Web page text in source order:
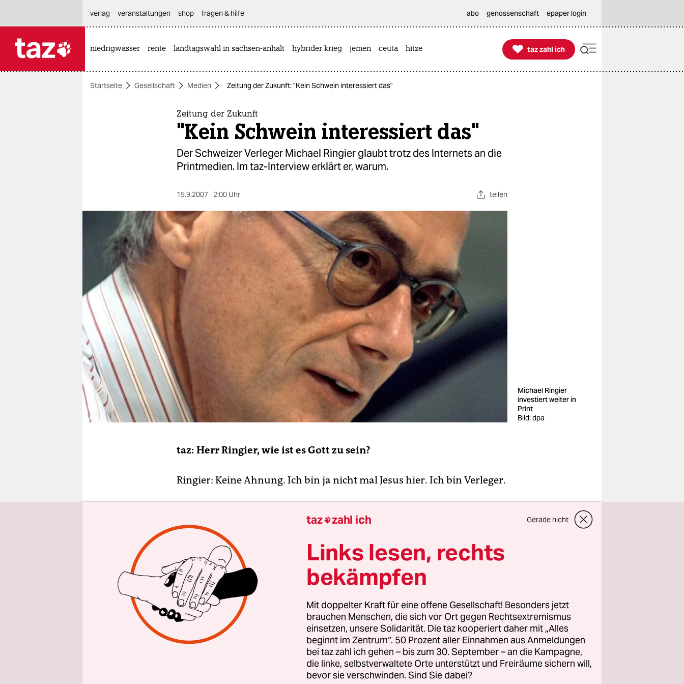
themen
berlin
nord
wahrheit
verlag
verlag
veranstaltungen
shop
fragen & hilfe
unterstützen
abo
verlag
veranstaltungen shop fragen & hilfe abo genossenschaft epaper login
niedrigwasser rente landtagswahl in sachsen-anhalt hybrider krieg jemen ceuta hitze 
taz zahl ich
taz zahl ich
Startseite Gesellschaft Medien Zeitung der Zukunft: "Kein Schwein interessiert das"
Zeitung der Zukunft
"Kein Schwein interessiert das"
Der Schweizer Verleger Michael Ringier glaubt trotz des Internets an die
Printmedien. Im taz-Interview erklärt er, warum.
15.9.2007 2:00 Uhr teilen
Michael Ringier
investiert weiter in
Print
Bild: dpa
taz: Herr Ringier, wie ist es Gott zu sein?
Ringier: Keine Ahnung. Ich bin ja nicht mal Jesus hier. Ich bin Verleger.
nicht Gott sein. Und einer in einem Verlagsimperium muss es doch
Ich habe gesagt, es gibt niemanden, in keiner Firma der Welt, der nicht
noch irgendeinen Vorgesetzten hat. Und Chefredakteure benehmen
sich oft, als ob das für sie nicht gilt. Selbst ich habe ja noch eine andere
Instanz: Den Aufsichtsrat und die Mitaktionäre.
Das ist Michael Ringier
Michael Ringier aus Zofingen in der Schweiz ist 58
taz zahl ich Gerade nicht
Links lesen, rechts
bekämpfen
Mit doppelter Kraft für eine offene Gesellschaft! Besonders jetzt
brauchen Menschen, die sich vor Ort gegen Rechtsextremismus
einsetzen, unsere Solidarität. Die taz kooperiert daher mit „Alles
beginnt im Zentrum“. 50 Prozent aller Einnahmen aus Anmeldungen
bei taz zahl ich gehen – bis zum 30. September – an die Kampagne,
die linke, selbstverwaltete Orte unterstützt und Freiräume sichern will,
bevor sie verschwinden. Sind Sie dabei?